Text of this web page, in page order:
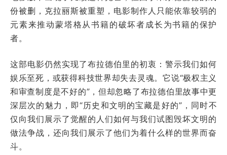
份被删，克拉丽斯被重塑，电影制作人只能依靠较弱的
元素来推动蒙塔格从书籍的破坏者成长为书籍的保护
者。
这部电影仍然实现了布拉德伯里的初衷：警示我们如何
娱乐至死，或获得科技世界却失去灵魂。它说“极权主义
和审查制度是不好的”，但却忽略了布拉德伯里故事中更
深层次的魅力，即“历史和文明的宝藏是好的”，同时不
仅向我们展示了觉醒的人们如何与我们试图毁坏文明的
做法争战，还向我们展示了他们为着什么样的世界而奋
斗。